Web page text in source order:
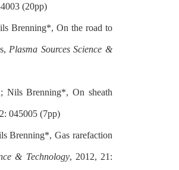
(20pp)
Brenning*, On the road to
Plasma Sources Science &
Nils Brenning*, On sheath
045005 (7pp)
Brenning*, Gas rarefaction
& Technology, 2012, 21: